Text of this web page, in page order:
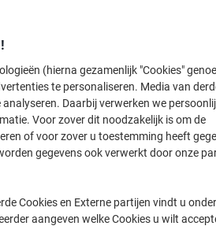
€ 94,97 Incl. btw
Aantal Excl. btw
1Stuk € 82,49
Stuk
Momenteel op voorraad
Vóór 23:59 uur
(hierna gezamenlijk "Cookies"
te personaliseren. Media van
Daarbij verwerken we
Voor zover dit noodzakelijk is om de
of voor zover u toestemming heeft
gegevens ook verwerkt door onze
Cookies en Externe partijen vindt u onder
aangeven welke Cookies u wilt